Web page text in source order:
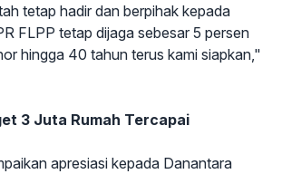
tetap hadir dan berpihak kepada
FLPP tetap dijaga sebesar 5 persen
hingga 40 tahun terus kami siapkan,"
3 Juta Rumah Tercapai
apresiasi kepada Danantara